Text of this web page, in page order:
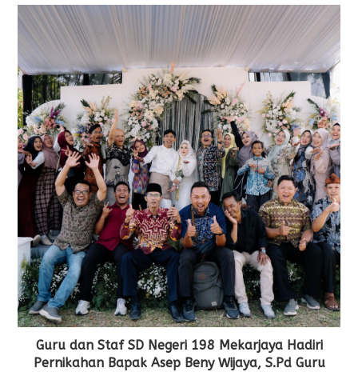
Guru dan Staf SD Negeri 198 Mekarjaya Hadiri
Pernikahan Bapak Asep Beny Wijaya, S.Pd Guru